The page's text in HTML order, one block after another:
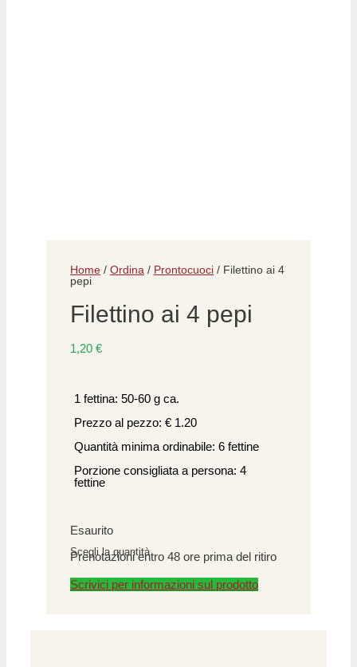
Home / Ordina / Prontocuoci / Filettino ai 4
pepi
Filettino ai 4 pepi
1,20 €
1 fettina: 50-60 g ca.
Prezzo al pezzo: € 1.20
Quantità minima ordinabile: 6 fettine
Porzione consigliata a persona: 4
fettine
Esaurito
Scegli la quantità
Prenotazioni entro 48 ore prima del ritiro
Scrivici per informazioni sul prodotto